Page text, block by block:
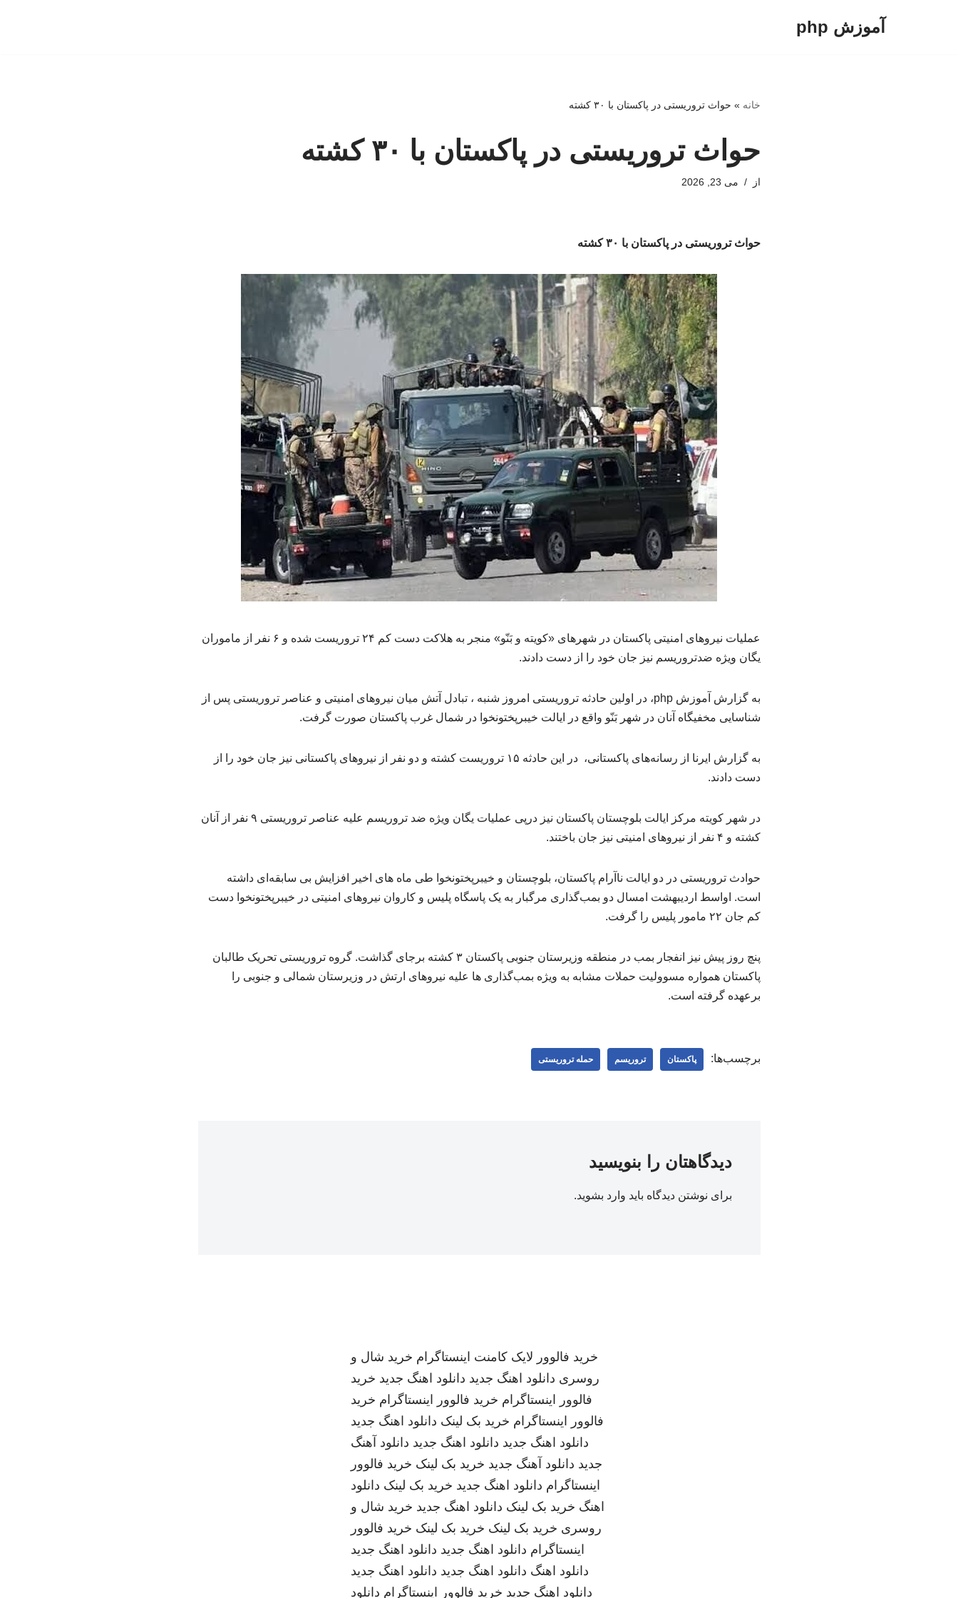
آموزش php
خانه » حواث تروریستی در پاکستان با ۳۰ کشته
حواث تروریستی در پاکستان با ۳۰ کشته
از می 23, 2026
حواث تروریستی در پاکستان با ۳۰ کشته
عملیات نیروهای امنیتی پاکستان در شهرهای «کویته و بَنّو» منجر به هلاکت دست کم ۲۴ تروریست شده و ۶ نفر از ماموران
یگان ویژه ضدتروریسم نیز جان خود را از دست دادند.
به گزارش آموزش php، در اولین حادثه تروریستی امروز شنبه ، تبادل آتش میان نیروهای امنیتی و عناصر تروریستی پس از
شناسایی مخفیگاه آنان در شهر بَنّو واقع در ایالت خیبرپختونخوا در شمال غرب پاکستان صورت گرفت.
به گزارش ایرنا از رسانه‌های پاکستانی، در این حادثه ۱۵ تروریست کشته و دو نفر از نیروهای پاکستانی نیز جان خود را از
دست دادند.
در شهر ‌کویته مرکز ایالت بلوچستان پاکستان نیز درپی عملیات یگان ویژه ضد تروریسم علیه عناصر تروریستی ۹ نفر از آنان
کشته و ۴ نفر از نیروهای امنیتی نیز جان باختند.
حوادث تروریستی در دو ایالت ناآرام پاکستان، بلوچستان و خیبرپختونخوا طی ماه های اخیر افزایش بی سابقه‌ای داشته
است. اواسط اردیبهشت امسال دو بمب‌گذاری مرگبار به یک پاسگاه پلیس و کاروان نیروهای امنیتی در خیبرپختونخوا دست
کم جان ۲۲ مامور پلیس را گرفت.
پنچ روز پیش نیز انفجار بمب در منطقه وزیرستان جنوبی پاکستان ۳ کشته برجای گذاشت. گروه تروریستی تحریک طالبان
پاکستان همواره مسوولیت حملات مشابه به ویژه بمب‌گذاری ها علیه نیروهای ارتش در وزیرستان شمالی و جنوبی را
برعهده گرفته است.
برچسب‌ها: پاکستان تروریسم حمله تروریستی
دیدگاهتان را بنویسید
برای نوشتن دیدگاه باید وارد بشوید.
خرید فالوور لایک کامنت اینستاگرام خرید شال و
روسری دانلود اهنگ جدید دانلود اهنگ جدید خرید
فالوور اینستاگرام خرید فالوور اینستاگرام خرید
فالوور اینستاگرام خرید بک لینک دانلود اهنگ جدید
دانلود اهنگ جدید دانلود اهنگ جدید دانلود آهنگ
جدید دانلود آهنگ جدید خرید بک لینک خرید فالوور
اینستاگرام دانلود اهنگ جدید خرید بک لینک دانلود
اهنگ خرید بک لینک دانلود اهنگ جدید خرید شال و
روسری خرید بک لینک خرید بک لینک خرید فالوور
اینستاگرام دانلود اهنگ جدید دانلود اهنگ جدید
دانلود اهنگ دانلود اهنگ جدید دانلود اهنگ جدید
دانلود اهنگ جدید خرید فالوور اینستاگرام دانلود